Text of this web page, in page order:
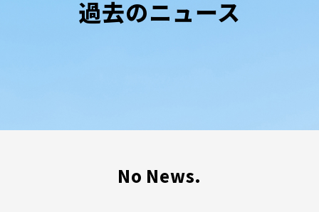
過去のニュース
No News.